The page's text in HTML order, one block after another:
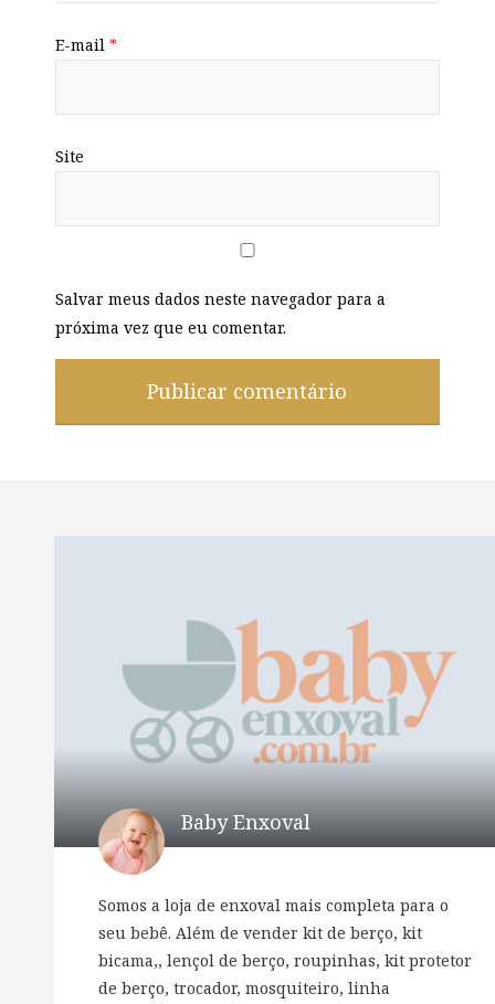
E-mail *
Site
Salvar meus dados neste navegador para a
próxima vez que eu comentar.
Baby Enxoval
Somos a loja de enxoval mais completa para o
seu bebê. Além de vender kit de berço, kit
bicama,, lençol de berço, roupinhas, kit protetor
de berço, trocador, mosquiteiro, linha